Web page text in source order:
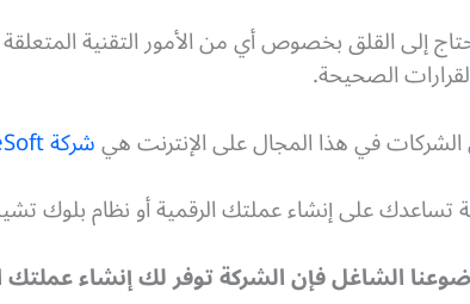
إلى القلق بخصوص أي من الأمور التقنية
الصحيحة.
في هذا المجال على الإنترنت هيشركة ScienceSoft لتطوير العملات الرقمية
تساعدك على إنشاء عملتك الرقمية أو نظام بلوك
الشاغل فإن الشركة توفر لك إنشاء عملتك